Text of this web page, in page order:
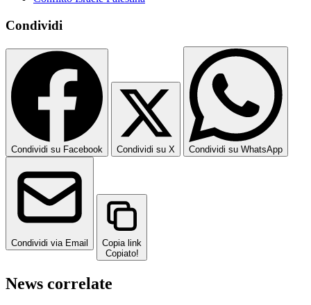
Condividi
Condividi su Facebook Condividi su X Condividi su WhatsApp
Condividi via Email
Copia link
Copiato!
News correlate